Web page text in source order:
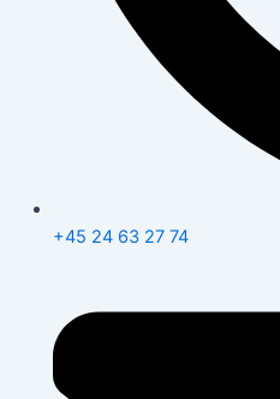
+45 24 63 27 74